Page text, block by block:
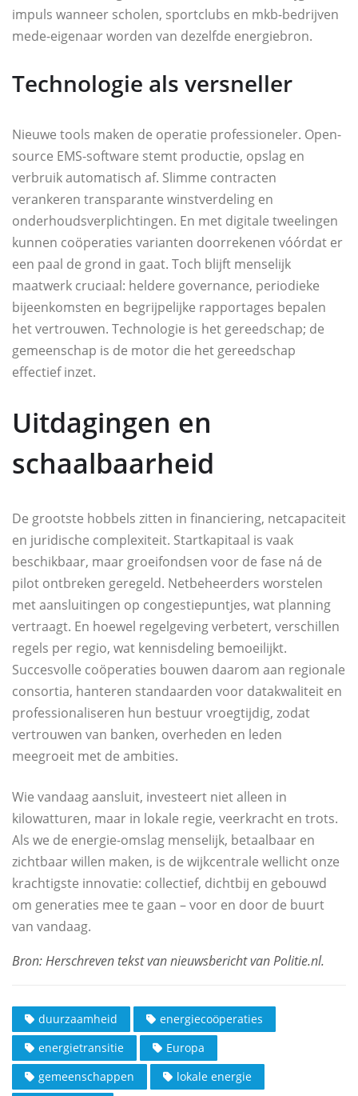
impuls wanneer scholen, sportclubs en mkb-bedrijven
mede-eigenaar worden van dezelfde energiebron.
Technologie als versneller
Nieuwe tools maken de operatie professioneler. Open-
source EMS-software stemt productie, opslag en
verbruik automatisch af. Slimme contracten
verankeren transparante winstverdeling en
onderhoudsverplichtingen. En met digitale tweelingen
kunnen coöperaties varianten doorrekenen vóórdat er
een paal de grond in gaat. Toch blijft menselijk
maatwerk cruciaal: heldere governance, periodieke
bijeenkomsten en begrijpelijke rapportages bepalen
het vertrouwen. Technologie is het gereedschap; de
gemeenschap is de motor die het gereedschap
effectief inzet.
Uitdagingen en
schaalbaarheid
De grootste hobbels zitten in financiering, netcapaciteit
en juridische complexiteit. Startkapitaal is vaak
beschikbaar, maar groeifondsen voor de fase ná de
pilot ontbreken geregeld. Netbeheerders worstelen
met aansluitingen op congestiepuntjes, wat planning
vertraagt. En hoewel regelgeving verbetert, verschillen
regels per regio, wat kennisdeling bemoeilijkt.
Succesvolle coöperaties bouwen daarom aan regionale
consortia, hanteren standaarden voor datakwaliteit en
professionaliseren hun bestuur vroegtijdig, zodat
vertrouwen van banken, overheden en leden
meegroeit met de ambities.
Wie vandaag aansluit, investeert niet alleen in
kilowatturen, maar in lokale regie, veerkracht en trots.
Als we de energie-omslag menselijk, betaalbaar en
zichtbaar willen maken, is de wijkcentrale wellicht onze
krachtigste innovatie: collectief, dichtbij en gebouwd
om generaties mee te gaan – voor en door de buurt
van vandaag.
duurzaamheid
energiecoöperaties
energietransitie
Europa
gemeenschappen
lokale energie